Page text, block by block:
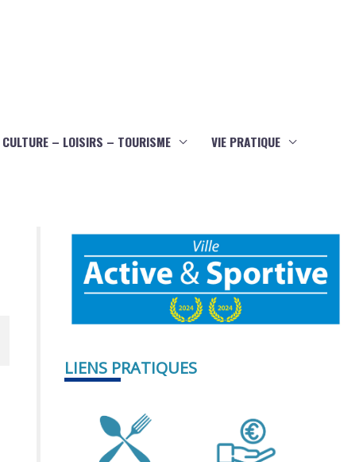
CULTURE – LOISIRS – TOURISME VIE PRATIQUE
LIENS PRATIQUES